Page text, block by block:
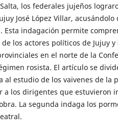
los federales jujeños
José López Villar,
Esta indagación permite
los actores políticos de Jujuy
en el norte de la
rosista. El artículo se
al estudio de los vaivenes de la
a los dirigentes que estuvieron
La segunda indaga los